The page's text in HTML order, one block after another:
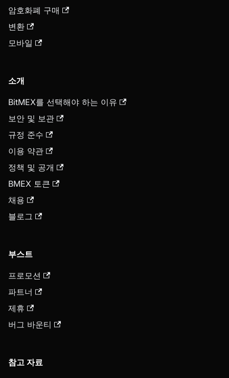
암호화폐 구매
변환
모바일
소개
BitMEX를 선택해야 하는 이유
보안 및 보관
규정 준수
이용 약관
정책 및 공개
BMEX 토큰
채용
블로그
부스트
프로모션
파트너
제휴
버그 바운티
참고 자료